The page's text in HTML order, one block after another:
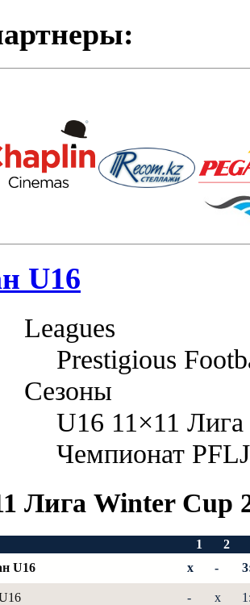
U16
Leagues
Prestigious
Сезоны
U16 11×11
Чемпионат
Лига Winter Cup
1
2
U16 x -
- x